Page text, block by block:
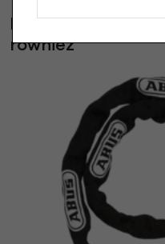
Klienci, którzy
również